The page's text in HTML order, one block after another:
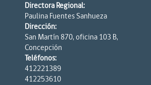
Directora Regional:
Paulina Fuentes Sanhueza
Dirección:
San Martín 870, oficina 103 B,
Concepción
Teléfonos:
412221389
412253610